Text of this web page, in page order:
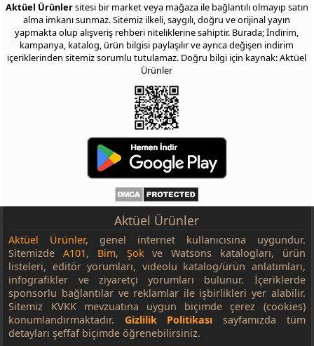
Aktüel Ürünlersitesi bir market veya mağaza ile bağlantılı olmayıp satın
alma imkanı sunmaz. Sitemiz ilkeli, saygılı, doğru ve orijinal yayın
yapmakta olup alışveriş rehberi niteliklerine sahiptir. Burada; İndirim,
kampanya, katalog, ürün bilgisi paylaşılır ve ayrıca değişen indirim
içeriklerinden sitemiz sorumlu tutulamaz. Doğru bilgi için kaynak: Aktüel
Ürünler
Aktüel Ürünler
Aktüel Ürünler, genel internet kullanıcısına uygundur.
SitemizdeA101, Bim, Şokve Watsons katalogları, ürün
listeleri, editör yorumları, videolu katalog/ürün anlatımları,
infografikler ve ziyaretçi yorumları bulunur. İçeriklerde
sponsorlu bağlantılar ve reklamlar ile işbirlikleri yer alabilir.
Sitemiz KVKK mevzuatına uygun biçimde çerez (cookies)
konumlandırmaktadır. Gizlilik Politikası sayfamızda tüm
detayları şeffaf biçimde öğrenebilirsiniz.